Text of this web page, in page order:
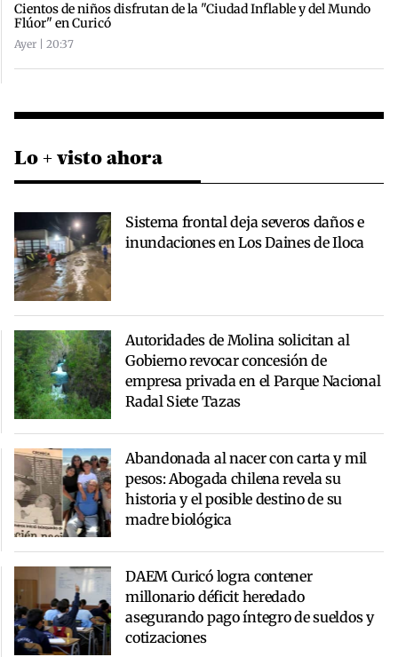
Cientos de niños disfrutan de la "Ciudad Inflable y del Mundo
Flúor" en Curicó
Ayer | 20:37
Lo + visto ahora
Sistema frontal deja severos daños e
inundaciones en Los Daines de Iloca
Autoridades de Molina solicitan al
Gobierno revocar concesión de
empresa privada en el Parque Nacional
Radal Siete Tazas
Abandonada al nacer con carta y mil
pesos: Abogada chilena revela su
historia y el posible destino de su
madre biológica
DAEM Curicó logra contener
millonario déficit heredado
asegurando pago íntegro de sueldos y
cotizaciones